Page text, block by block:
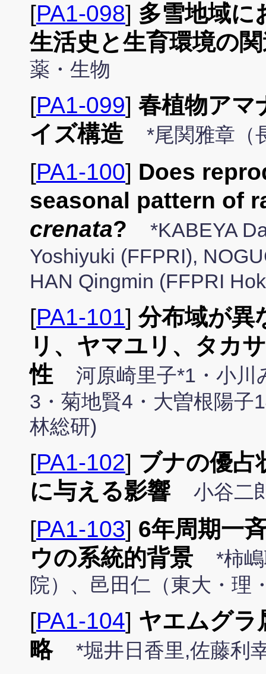
[PA1-098] 多雪地域に
生活史と生育環境の
薬・生物
[PA1-099] 春植物アマ
イズ構造
*尾関雅章（
[PA1-100] Does
seasonal pattern of
crenata?
*KABEYA
Yoshiyuki (FFPRI),
HAN Qingmin (FFPRI
[PA1-101] 分布域が異
リ、ヤマユリ、タカ
性
河原崎里子*1・小
3・菊地賢4・大曽根陽子
林総研)
[PA1-102] ブナの優占
に与える影響
小谷二
[PA1-103] 6年周期一
ウの系統的背景
*柿
院）、邑田仁（東大・理
[PA1-104] ヤエムグラ
略
*堀井日香里,佐藤利